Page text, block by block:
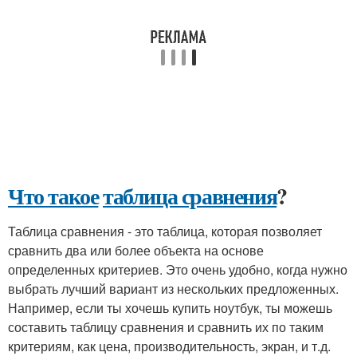
Что такоетаблица сравнения?
Таблица сравнения - это таблица, которая позволяет
сравнить два или более объекта на основе
определенных критериев. Это очень удобно, когда нужно
выбрать лучший вариант из нескольких предложенных.
Например, если ты хочешь купить ноутбук, ты можешь
составить таблицу сравнения и сравнить их по таким
критериям, как цена, производительность, экран, и т.д.